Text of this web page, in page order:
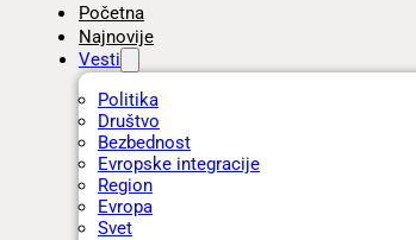
Početna
Najnovije
Vesti
Politika
Društvo
Bezbednost
Evropske integracije
Region
Evropa
Svet